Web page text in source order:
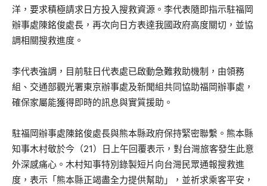
洋，要求積極請求日方投入搜救資源。李代表隨即指示駐福岡
辦事處陳銘俊處長，再次向日方表達我國政府高度關切，並協
調相關搜救進度。
李代表強調，目前駐日代表處已啟動急難救助機制，由領務
組、交通部觀光署東京辦事處及新聞組共同協助福岡辦事處，
確保家屬能獲得即時的訊息與實質援助。
駐福岡辦事處陳銘俊處長與熊本縣政府保持緊密聯繫。熊本縣
知事木村敬於今（21）日上午回覆表示，對台灣旅客發生此意
外深感痛心。木村知事特別錄製短片向台灣民眾通報搜救進
度，表示「熊本縣正竭盡全力提供幫助」，並祈求乘客平安，